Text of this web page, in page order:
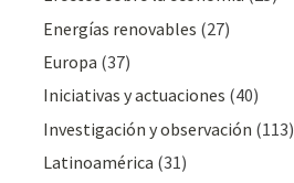
Energías renovables (27)
Europa (37)
Iniciativas y actuaciones (40)
Investigación y observación (113)
Latinoamérica (31)